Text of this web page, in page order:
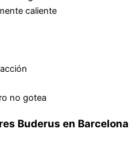
caliente
no gotea
Buderus en Barcelona